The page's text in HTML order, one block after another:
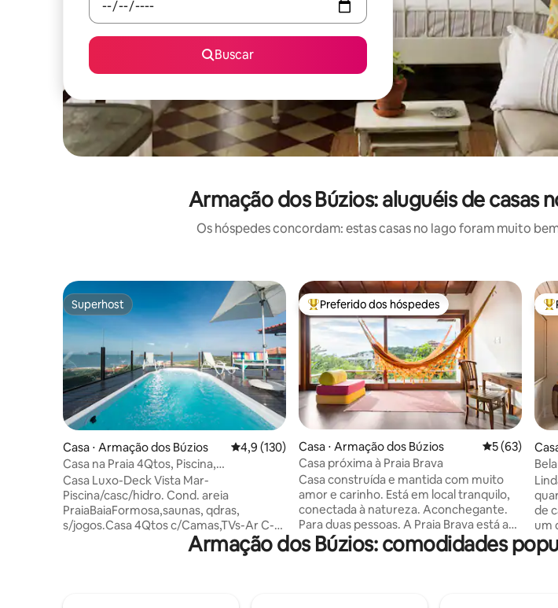
Buscar
Armação dos Búzios: aluguéis de casas
Os hóspedes concordam: estas casas no lago foram muito
Superhost
Superhost
Casa ⋅ Armação dos Búzios 4,9 de uma avaliação média de 5, 130 avaliações
4,9 (130)
Casa na Praia 4Qtos, Piscina,
Churrasqueira!
Casa Luxo-Deck Vista Mar-
Piscina/casc/hidro. Cond. areia
PraiaBaiaFormosa,saunas, qdras,
s/jogos.Casa 4Qtos c/Camas,TVs-Ar C-
Ventilador-Armários, 4Banhs,
BanheiraDupla ÁguaFria sem hidro,
Entre os melhores preferidos dos hóspedes
Preferido dos hóspedes
Casa ⋅ Armação dos Búzios 5 de uma
5 (63)
Casa próxima à Praia Brava
Casa construída e mantida com muito
amor e carinho. Está em local tranquilo,
conectada à natureza. Aconchegante.
Para duas pessoas. A Praia Brava está a
380 m da casa, a 5 minutos a pé da casa
20 minutos a pé até a Rua das Pedras, em
da
de
um
Armação dos Búzios: comodidades